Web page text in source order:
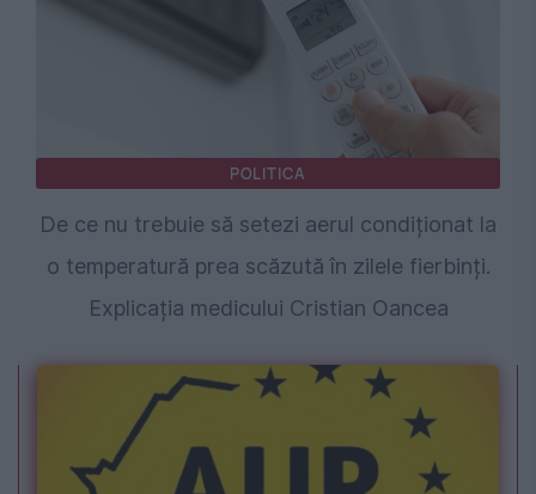
POLITICA
De ce nu trebuie să setezi aerul condiționat la
o temperatură prea scăzută în zilele fierbinți.
Explicația medicului Cristian Oancea